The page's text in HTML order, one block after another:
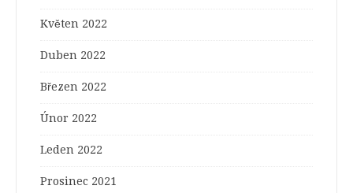
Květen 2022
Duben 2022
Březen 2022
Únor 2022
Leden 2022
Prosinec 2021